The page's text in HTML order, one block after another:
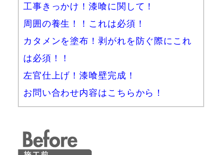
工事きっかけ！漆喰に関して！
周囲の養生！！これは必須！
カタメンを塗布！剥がれを防ぐ際にこれ
は必須！！
左官仕上げ！漆喰壁完成！
お問い合わせ内容はこちらから！